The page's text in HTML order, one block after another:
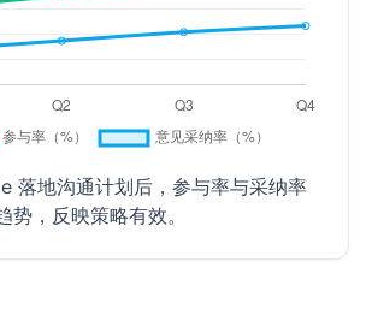
落地沟通计划后，参与率与采纳率
势，反映策略有效。